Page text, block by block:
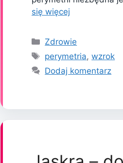
się więcej
Kategorie
Zdrowie
Tagi
perymetria,wzrok
Dodaj komentarz